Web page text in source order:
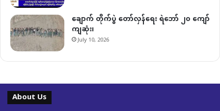
ချောက် တိုက်ပွဲ တော်လှန်ရေး ရဲဘော် ၂၀ ကျော်
ကျဆုံး၊
July 10, 2026
About Us